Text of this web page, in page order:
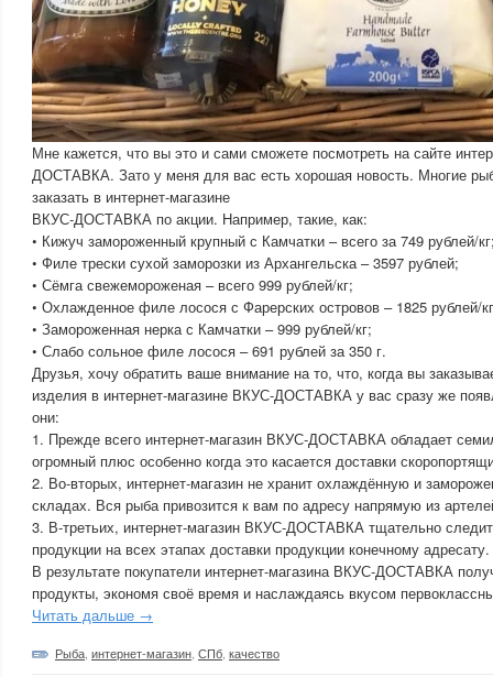
Мне кажется, что вы это и сами сможете посмотреть на сайте
ДОСТАВКА. Зато у меня для вас есть хорошая новость. Многие
заказать в интернет-магазине
ВКУС-ДОСТАВКА по акции. Например, такие, как:
• Кижуч замороженный крупный с Камчатки – всего за 749 рублей/
• Филе трески сухой заморозки из Архангельска – 3597 рублей;
• Сёмга свежемороженая – всего 999 рублей/кг;
• Охлажденное филе лосося с Фарерских островов – 1825 рублей/
• Замороженная нерка с Камчатки – 999 рублей/кг;
• Слабо сольное филе лосося – 691 рублей за 350 г.
Друзья, хочу обратить ваше внимание на то, что, когда вы
изделия в интернет-магазине ВКУС-ДОСТАВКА у вас сразу же
они:
1. Прежде всего интернет-магазин ВКУС-ДОСТАВКА обладает
огромный плюс особенно когда это касается доставки
2. Во-вторых, интернет-магазин не хранит охлаждённую и
складах. Вся рыба привозится к вам по адресу напрямую из
3. В-третьих, интернет-магазин ВКУС-ДОСТАВКА тщательно
продукции на всех этапах доставки продукции конечному адресату.
В результате покупатели интернет-магазина ВКУС-ДОСТАВКА
продукты, экономя своё время и наслаждаясь вкусом
Читать дальше →
Рыба интернет-магазин СПб качество